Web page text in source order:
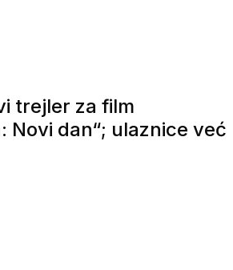
trejler za film
Novi dan“; ulaznice već